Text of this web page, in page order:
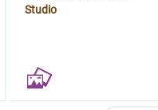
Studio